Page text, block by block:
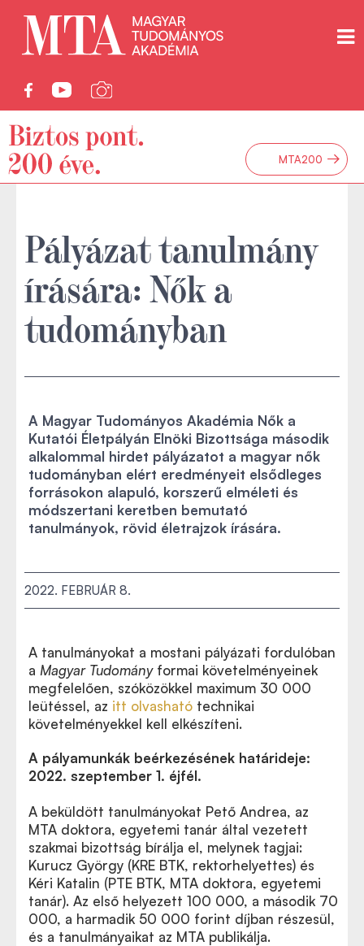
MTA200 →
Pályázat tanulmány
írására: Nők a
tudományban
A Magyar Tudományos Akadémia Nők a
Kutatói Életpályán Elnöki Bizottsága második
alkalommal hirdet pályázatot a magyar nők
tudományban elért eredményeit elsődleges
forrásokon alapuló, korszerű elméleti és
módszertani keretben bemutató
tanulmányok, rövid életrajzok írására.
2022. FEBRUÁR 8.
A tavalyi pályázati fordulóról több információ itt
érhető el.
A tanulmányokat a mostani pályázati fordulóban
a Magyar Tudomány formai követelményeinek
megfelelően, szóközökkel maximum 30 000
leütéssel, az itt olvasható technikai
követelményekkel kell elkészíteni.
A pályamunkák beérkezésének határideje:
2022. szeptember 1. éjfél.
A beküldött tanulmányokat Pető Andrea, az
MTA doktora, egyetemi tanár által vezetett
szakmai bizottság bírálja el, melynek tagjai:
Kurucz György (KRE BTK, rektorhelyettes) és
Kéri Katalin (PTE BTK, MTA doktora, egyetemi
tanár). Az első helyezett 100 000, a második 70
000, a harmadik 50 000 forint díjban részesül,
és a tanulmányaikat az MTA publikálja.